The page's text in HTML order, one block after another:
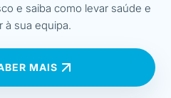
e saiba como levar saúde e
à sua equipa.
MAIS